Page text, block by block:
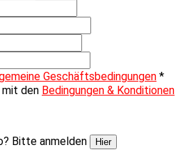
Geschäftsbedingungen *
mit den Bedingungen & Konditionen
Bitte anmelden
Hier